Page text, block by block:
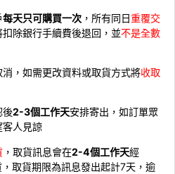
每天只可購買一次 ，所有同日重覆交
扣除銀行手續費後退回，並不是全數
，如需更改資料或取貨方式將收取
後2-3個工作天安排寄出，如訂單眾
客人見諒
，取貨訊息會在2-4個工作天經
取貨期限為訊息發出起計7天，逾